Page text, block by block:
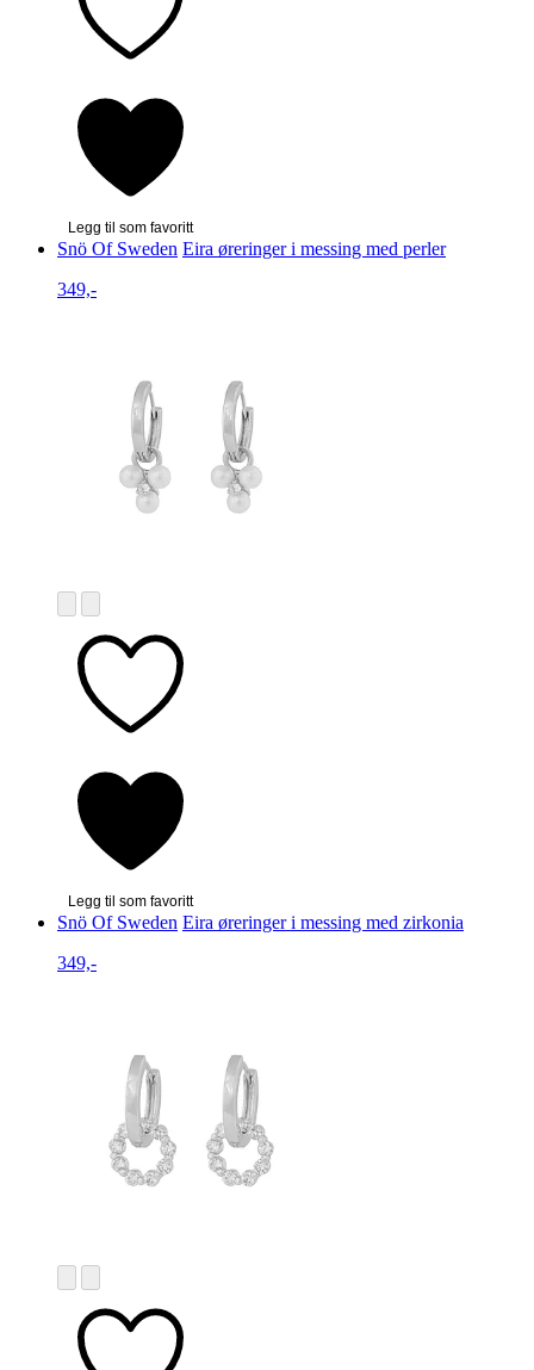
Legg til som favoritt
Snö Of Sweden Eira øreringer i messing med perler
349,-
Legg til som favoritt
Snö Of Sweden Eira øreringer i messing med zirkonia
349,-